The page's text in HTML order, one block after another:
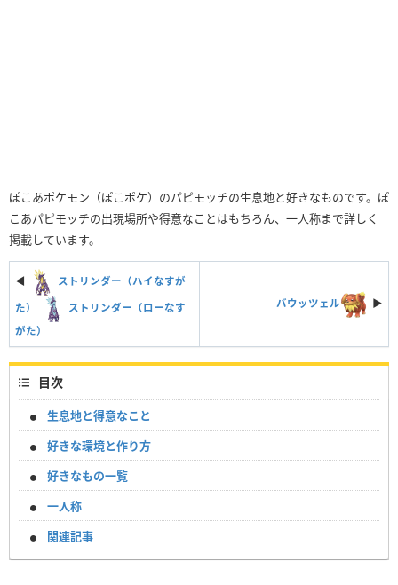
ぽこあポケモン（ぽこポケ）のパピモッチの生息地と好きなものです。ぽ
こあパピモッチの出現場所や得意なことはもちろん、一人称まで詳しく
掲載しています。
◀
ストリンダー（ハイなすが
た）
ストリンダー（ローなす
がた）
バウッツェル ▶︎
目次
生息地と得意なこと
好きな環境と作り方
好きなもの一覧
一人称
関連記事